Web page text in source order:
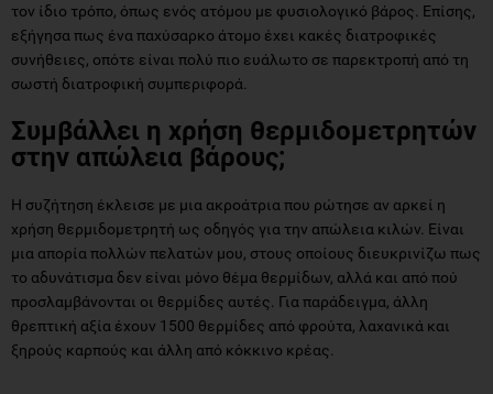
τον ίδιο τρόπο, όπως ενός ατόμου με φυσιολογικό βάρος. Επίσης,
εξήγησα πως ένα παχύσαρκο άτομο έχει κακές διατροφικές
συνήθειες, οπότε είναι πολύ πιο ευάλωτο σε παρεκτροπή από τη
σωστή διατροφική συμπεριφορά.
Συμβάλλει η χρήση θερμιδομετρητών
στην απώλεια βάρους;
Η συζήτηση έκλεισε με μια ακροάτρια που ρώτησε αν αρκεί η
χρήση θερμιδομετρητή ως οδηγός για την απώλεια κιλών. Είναι
μια απορία πολλών πελατών μου, στους οποίους διευκρινίζω πως
το αδυνάτισμα δεν είναι μόνο θέμα θερμίδων, αλλά και από πού
προσλαμβάνονται οι θερμίδες αυτές. Για παράδειγμα, άλλη
θρεπτική αξία έχουν 1500 θερμίδες από φρούτα, λαχανικά και
ξηρούς καρπούς και άλλη από κόκκινο κρέας.